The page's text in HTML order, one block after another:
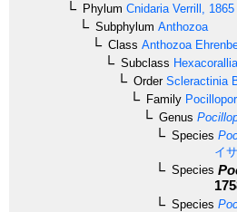
Phylum Cnidaria Verrill, 1865
Subphylum Anthozoa
Class Anthozoa
Subclass Hexacorallia
OrderScleractinia
Family
Genus
Species
イ
Species
Species